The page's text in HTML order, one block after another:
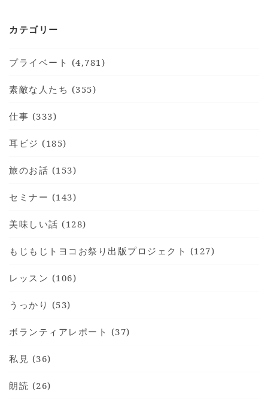
カテゴリー
プライベート (4,781)
素敵な人たち (355)
仕事 (333)
耳ビジ (185)
旅のお話 (153)
セミナー (143)
美味しい話 (128)
もじもじトヨコお祭り出版プロジェクト (127)
レッスン (106)
うっかり (53)
ボランティアレポート (37)
私見 (36)
朗読 (26)